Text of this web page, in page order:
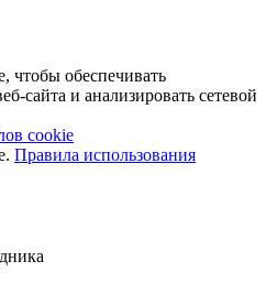
чтобы обеспечивать
сайта и анализировать сетевой
cookie
Правила использования